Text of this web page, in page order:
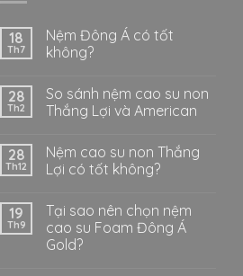
18
Th7
Nệm Đông Á có tốt
không?
28
Th2
So sánh nệm cao su non
Thắng Lợi và American
28
Th12
Nệm cao su non Thắng
Lợi có tốt không?
19
Th9
Tại sao nên chọn nệm
cao su Foam Đông Á
Gold?